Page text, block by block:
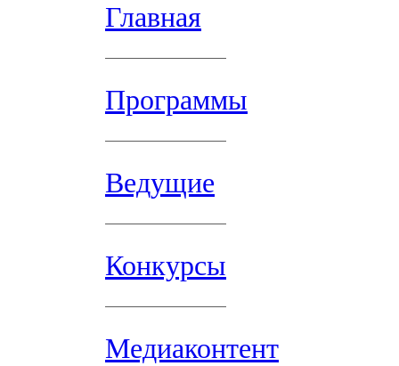
Главная
Программы
Ведущие
Конкурсы
Медиаконтент